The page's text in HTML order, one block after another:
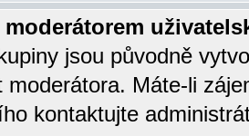
jsou původně
moderátora. Máte-li
kontaktujte